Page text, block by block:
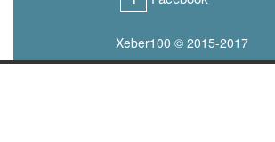
Xeber100 © 2015-2017